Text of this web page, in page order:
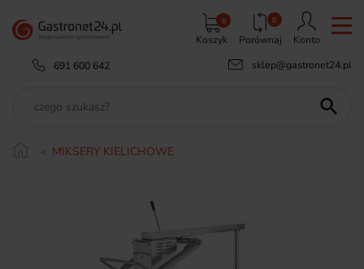
Koszyk
0 0
Porównaj
Konto
691 600 642
sklep@gastronet24.pl

MIKSERY KIELICHOWE